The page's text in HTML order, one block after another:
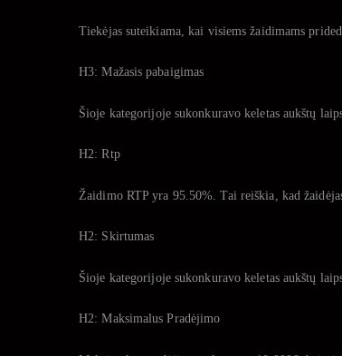
Tiekėjas suteikiama, kai visiems žaidimams
H3: Mažasis pabaigimas
Šioje kategorijoje sukonkuravo keletas aukštų
H2: Rtp
Žaidimo RTP yra 95.50%. Tai reiškia, kad
H2: Skirtumas
Šioje kategorijoje sukonkuravo keletas aukštų
H2: Maksimalus Pradėjimo